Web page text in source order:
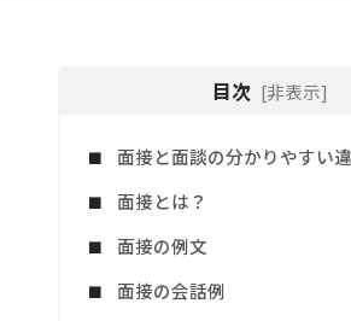
目次 [非表示]
面接と面談の分かりやすい
面接とは？
面接の例文
面接の会話例